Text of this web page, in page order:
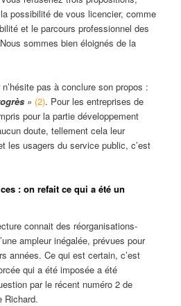
possibilité de vous licencier, comme
et le parcours professionnel des
sommes bien éloignés de la
pas à conclure son propos :
» (2). Pour les entreprises de
pour la partie développement
doute, tellement cela leur
les usagers du service public, c’est
: on refait ce qui a été un
connait des réorganisations-
ampleur inégalée, prévues pour
années. Ce qui est certain, c’est
qui a été imposée a été
par le récent numéro 2 de
Richard.